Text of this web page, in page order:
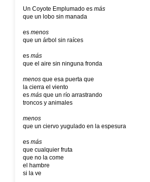
Un Coyote Emplumado es más
que un lobo sin manada
es menos
que un árbol sin raíces
es más
que el aire sin ninguna fronda
menosque esa puerta que
la cierra el viento
es másque un río arrastrando
troncos y animales
menos
que un ciervo yugulado en la espesura
es más
que cualquier fruta
que no la come
el hambre
si la ve